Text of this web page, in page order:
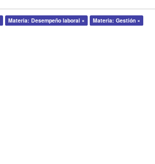
Materia: Desempeño laboral ×
Materia: Gestión ×